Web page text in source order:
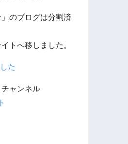
」のブログは分割済
トへ移しました。
た
ャンネル